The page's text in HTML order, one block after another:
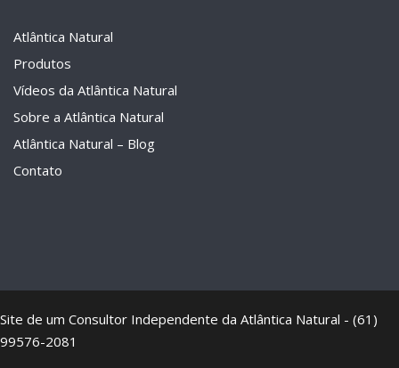
Atlântica Natural
Produtos
Vídeos da Atlântica Natural
Sobre a Atlântica Natural
Atlântica Natural – Blog
Contato
Site de um Consultor Independente da Atlântica Natural - (61)
99576-2081